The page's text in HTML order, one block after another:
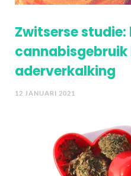
Zwitserse
aderverkalking
12 JANUARI 2021